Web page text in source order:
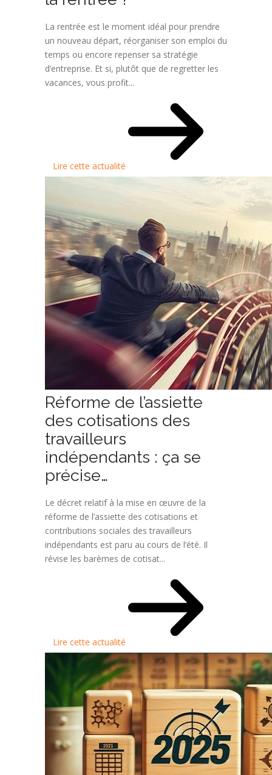
La rentrée est le moment idéal pour prendre
un nouveau départ, réorganiser son emploi du
temps ou encore repenser sa stratégie
d’entreprise. Et si, plutôt que de regretter les
vacances, vous profit...
Lire cette actualité
Réforme de l’assiette
des cotisations des
travailleurs
indépendants : ça se
précise…
Le décret relatif à la mise en œuvre de la
réforme de l’assiette des cotisations et
contributions sociales des travailleurs
indépendants est paru au cours de l’été. Il
révise les barèmes de cotisat...
Lire cette actualité